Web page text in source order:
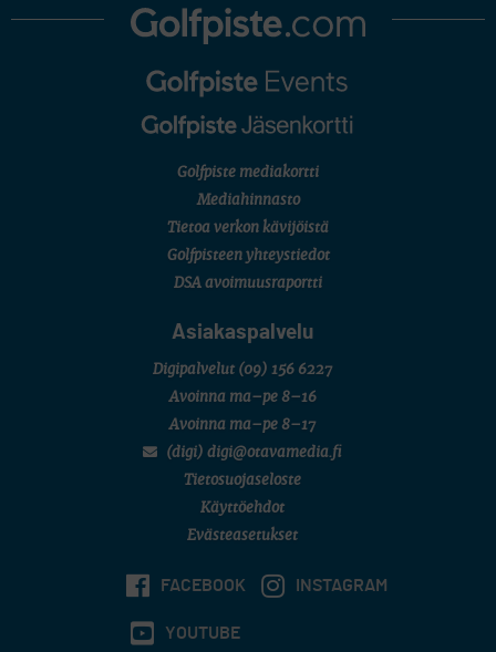
Golfpiste mediakortti
Mediahinnasto
Tietoa verkon kävijöistä
Golfpisteen yhteystiedot
DSA avoimuusraportti
Asiakaspalvelu
Digipalvelut (09) 156 6227
Avoinna ma–pe 8–16
Avoinna ma–pe 8–17
(digi) digi@otavamedia.fi
Tietosuojaseloste
Käyttöehdot
Evästeasetukset
FACEBOOK INSTAGRAM
YOUTUBE